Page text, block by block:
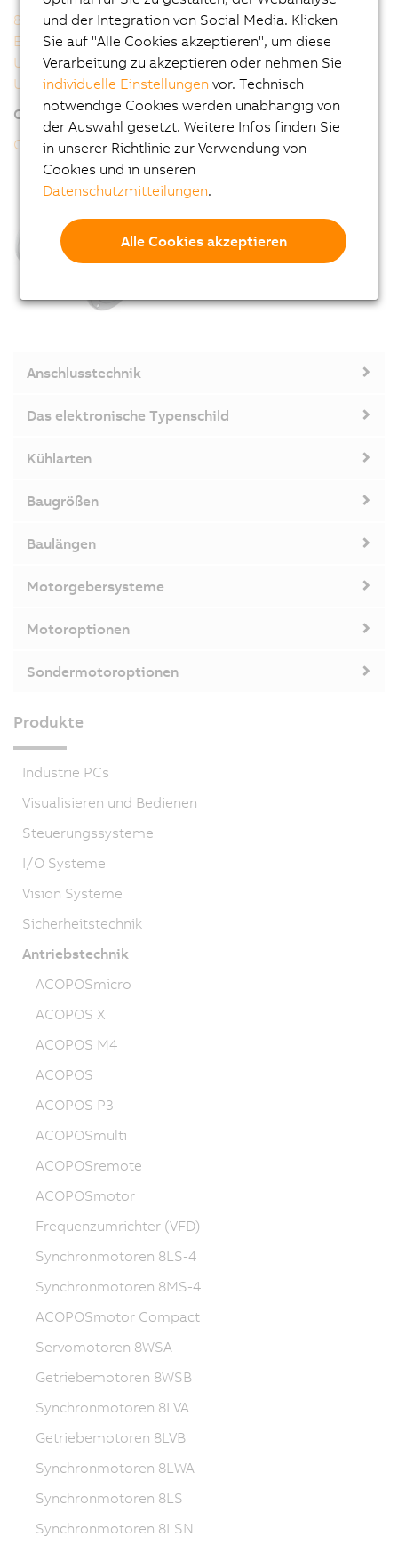
8JSB - 8JSQ Anwenderhandbuch
EU Konformitätserklärung
UK Declaration
UL Certificate of Compliance
Online-Tools
CAD-Konfigurator
Anschlusstechnik
Das elektronische Typenschild
Kühlarten
Baugrößen
Baulängen
Motorgebersysteme
Motoroptionen
Sondermotoroptionen
Produkte
Industrie PCs
Visualisieren und Bedienen
Steuerungssysteme
I/O Systeme
Vision Systeme
Sicherheitstechnik
Antriebstechnik
ACOPOSmicro
ACOPOS X
ACOPOS M4
ACOPOS
ACOPOS P3
ACOPOSmulti
ACOPOSremote
ACOPOSmotor
Frequenzumrichter (VFD)
Synchronmotoren 8LS-4
Synchronmotoren 8MS-4
ACOPOSmotor Compact
Servomotoren 8WSA
Getriebemotoren 8WSB
Synchronmotoren 8LVA
Getriebemotoren 8LVB
Synchronmotoren 8LWA
Synchronmotoren 8LS
Synchronmotoren 8LSN
und der Integration von Social Media. Klicken
Sie auf "Alle Cookies akzeptieren", um diese
Verarbeitung zu akzeptieren oder nehmen Sie
individuelle Einstellungen vor. Technisch
notwendige Cookies werden unabhängig von
der Auswahl gesetzt. Weitere Infos finden Sie
in unserer Richtlinie zur Verwendung von
Cookies und in unseren
Datenschutzmitteilungen.
Alle Cookies akzeptieren